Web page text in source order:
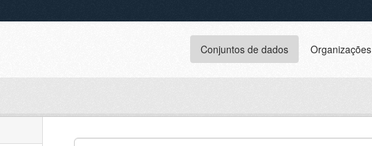
Conjuntos de dados Organizações